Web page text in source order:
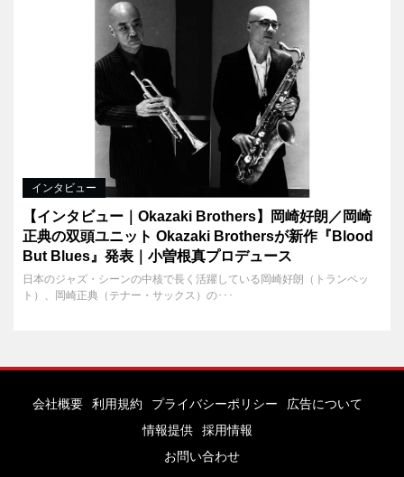
インタビュー
【インタビュー｜Okazaki Brothers】岡崎好朗／岡崎
正典の双頭ユニット Okazaki Brothersが新作『Blood
But Blues』発表｜小曽根真プロデュース
日本のジャズ・シーンの中核で長く活躍している岡崎好朗（トランペッ
ト）、岡崎正典（テナー・サックス）の･･･
会社概要 利用規約 プライバシーポリシー
広告について
情報提供
採用情報
お問い合わせ